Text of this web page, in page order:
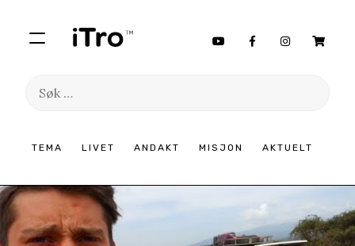
TEMA LIVET ANDAKT MISJON AKTUELT
Søk
innhold